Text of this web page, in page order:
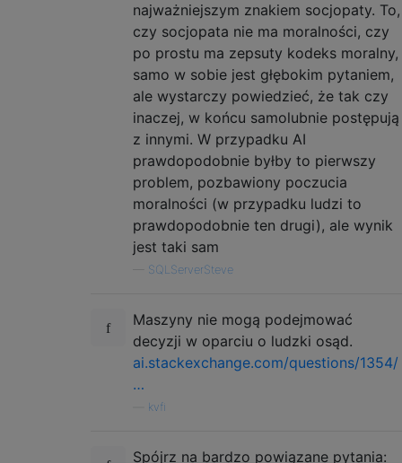
najważniejszym znakiem socjopaty. To,
czy socjopata nie ma moralności, czy
po prostu ma zepsuty kodeks moralny,
samo w sobie jest głębokim pytaniem,
ale wystarczy powiedzieć, że tak czy
inaczej, w końcu samolubnie postępują
z innymi. W przypadku AI
prawdopodobnie byłby to pierwszy
problem, pozbawiony poczucia
moralności (w przypadku ludzi to
prawdopodobnie ten drugi), ale wynik
jest taki sam
SQLServerSteve
Maszyny nie mogą podejmować
decyzji w oparciu o ludzki osąd.
ai.stackexchange.com/questions/1354/
…
kvfi
Spójrz na bardzo powiązane pytania: